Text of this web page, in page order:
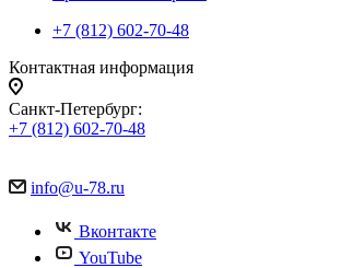
+7 (812) 602-70-48
Контактная информация
Санкт-Петербург:
+7 (812) 602-70-48
info@u-78.ru
Вконтакте
YouTube